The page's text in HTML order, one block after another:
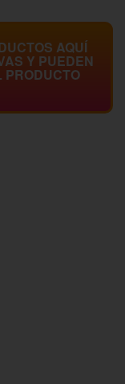
AQUÍ
Y PUEDEN
PRODUCTO